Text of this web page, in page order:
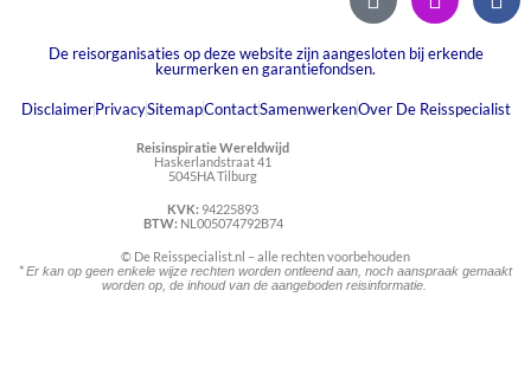
De reisorganisaties op deze website zijn aangesloten bij erkende
keurmerken en garantiefondsen.
DisclaimerPrivacySitemapContactSamenwerkenOver De Reisspecialist
Reisinspiratie Wereldwijd
Haskerlandstraat 41
5045HA Tilburg
KVK: 94225893
BTW: NL005074792B74
© De Reisspecialist.nl – alle rechten voorbehouden
*Er kan op geen enkele wijze rechten worden ontleend aan, noch aanspraak gemaakt
worden op, de inhoud van de aangeboden reisinformatie.